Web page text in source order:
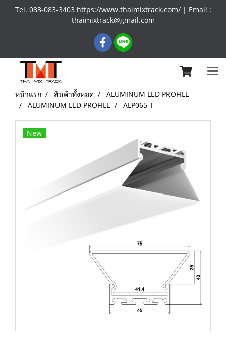
Tel. 083-083-3403 https://www.thaimixtrack.com/ | Email :
thaimixtrack@gmail.com
หน้าแรก สินค้าทั้งหมด
ALUMINUM LED PROFILE
ALUMINUM LED PROFILE
ALP065-T
New